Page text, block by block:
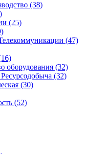
(38)
(25)
(47)
оборудования (32)
(32)
(30)
(52)